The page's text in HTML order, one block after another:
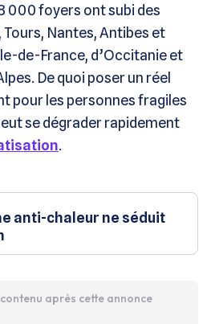
000 foyers ont subi des
Nantes, Antibes et
de-France, d’Occitanie et
De quoi poser un réel
pour les personnes fragiles
se dégrader rapidement
.
anti-chaleur ne séduit
après cette annonce